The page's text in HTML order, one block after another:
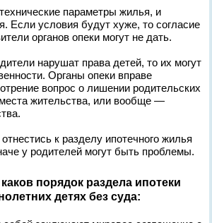
параметры жилья, и
Если условия будут хуже, то согласие
органов опеки могут не дать.
нарушат права детей, то их могут
Органы опеки вправе
вопрос о лишении родительских
жительства, или вообще —
к разделу ипотечного жилья
у родителей могут быть проблемы.
порядок раздела ипотеки
детях без суда: